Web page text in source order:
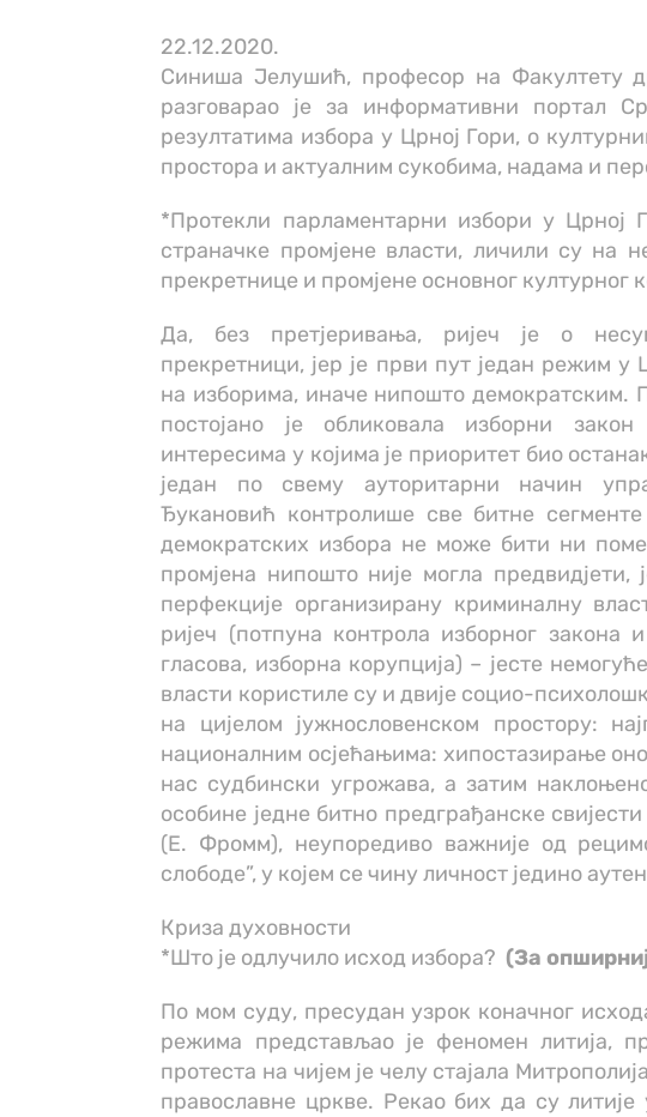
22.12.2020.
Синиша Јелушић, професор на Факултету
разговарао је за информативни портал
резултатима избора у Црној Гори, о
простора и актуалним сукобима, надама и
*Протекли парламентарни избори у Црној
страначке промјене власти, личили су на
прекретнице и промјене основног културног
Да, без претјеривања, ријеч је о
прекретници, јер је први пут један режим у
на изборима, иначе нипошто демократским.
постојано је обликовала изборни
интересима у којима је приоритет био
један по свему ауторитарни начин
Ђукановић контролише све битне
демократских избора не може бити ни
промјена нипошто није могла
перфекције организирану криминалну
ријеч (потпуна контрола изборног закона
гласова, изборна корупција) – јесте
власти користиле су и двије социо-
на цијелом јужнословенском простору:
националним осјећањима: хипостазирање
нас судбински угрожава, а затим
особине једне битно предграђанске свијести
(Е. Фромм), неупоредиво важније од
слободе”, у којем се чину личност једино
Криза духовности
*Што је одлучило исход избора?(За
По мом суду, пресудан узрок коначног
режима представљао је феномен литија,
протеста на чијем је челу стајала
православне цркве. Рекао бих да су литије